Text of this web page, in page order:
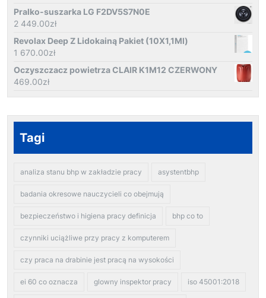
Pralko-suszarka LG F2DV5S7N0E
2 449.00zł
Revolax Deep Z Lidokainą Pakiet (10X1,1Ml)
1 670.00zł
Oczyszczacz powietrza CLAIR K1M12 CZERWONY
469.00zł
Tagi
analiza stanu bhp w zakładzie pracy asystentbhp
badania okresowe nauczycieli co obejmują
bezpieczeństwo i higiena pracy definicja bhp co to
czynniki uciążliwe przy pracy z komputerem
czy praca na drabinie jest pracą na wysokości
ei 60 co oznacza glowny inspektor pracy iso 45001:2018